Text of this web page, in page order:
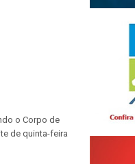
o Corpo de
de quinta-feira